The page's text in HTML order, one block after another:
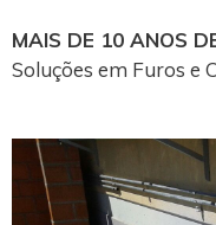
MAIS DE 10 ANOS
Soluções em Furos e